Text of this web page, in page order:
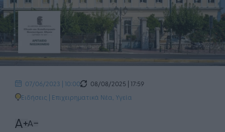
07/06/2023 | 10:00
08/08/2025 | 17:59
Ειδήσεις | Επιχειρηματικά Νέα Υγεία